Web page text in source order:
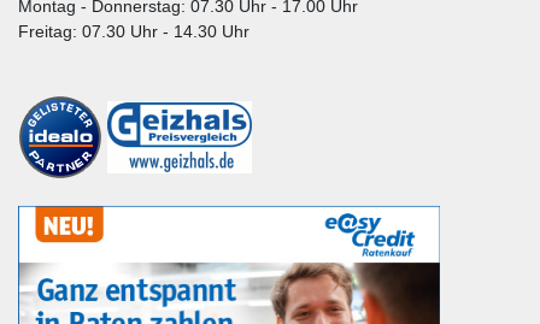
Montag - Donnerstag: 07.30 Uhr - 17.00 Uhr
Freitag: 07.30 Uhr - 14.30 Uhr